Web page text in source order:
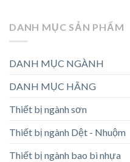
DANH MỤC SẢN PHẨM
DANH MỤC NGÀNH
DANH MỤC HÃNG
Thiết bị ngành sơn
Thiết bị ngành Dệt - Nhuộm
Thiết bị ngành bao bì nhựa